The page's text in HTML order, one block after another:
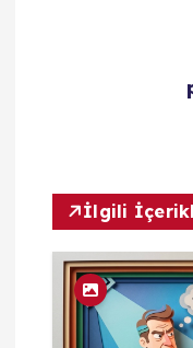
m
İlgili